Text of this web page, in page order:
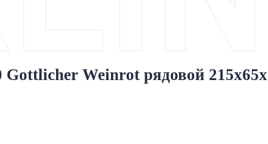
Weinrot рядовой